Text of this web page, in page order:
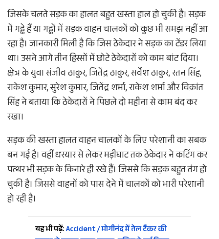
जिसके चलते सड़क का हालत बहुत खस्ता हाल हो चुकी है। सड़क
में गड्ढे हैं या गड्ढों में सड़क वाहन चालकों को कुछ भी समझ नहीं आ
रहा है। जानकारी मिली है कि जिस ठेकेदार ने सड़क का टेंडर लिया
था। उसने आगे तीन हिस्सों में छोटे ठेकेदारों को काम बांट दिया।
क्षेत्र के युवा संजीव ठाकुर, जितेंद्र ठाकुर, सर्वेश ठाकुर, रतन सिंह,
राकेश कुमार, सुरेश कुमार, जितेंद्र शर्मा, राकेश शर्मा और विक्रांत
सिंह ने बताया कि ठेकेदारों ने पिछले दो महीना से काम बंद कर
रखा।
सड़क की खस्ता हालत वाहन चालकों के लिए परेशानी का सबक
बन गई है। वहीं धरयार से लेकर मड़ीघाट तक ठेकेदार ने कटिंग कर
पत्थर भी सड़क के किनारे ही रखे हैं। जिससे कि सड़क बहुत तंग हो
चुकी है। जिससे वाहनों को पास देने में चालकों को भारी परेशानी
हो रही है।
यह भी पढ़ें:Accident / मोगीनंद में तेल टैंकर की